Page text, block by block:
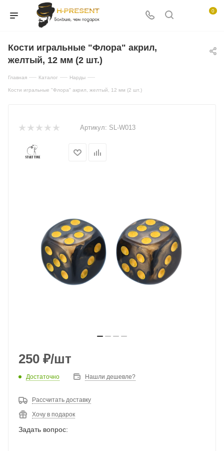
0
Кости игральные "Флора" акрил,
желтый, 12 мм (2 шт.)
Главная — Каталог — Нарды —
Кости игральные "Флора" акрил, желтый, 12 мм (2 шт.)
Артикул: SL-W013
250 ₽/шт
Достаточно Нашли дешевле?
Рассчитать доставку
Хочу в подарок
Задать вопрос: